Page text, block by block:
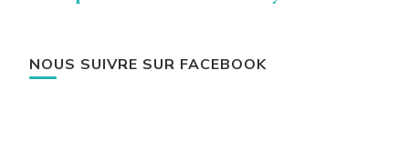
NOUS SUIVRE SUR FACEBOOK